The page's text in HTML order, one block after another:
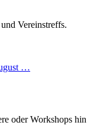
Vereinstreffs.
…
oder Workshops hin